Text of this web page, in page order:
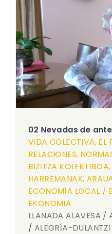
02 Nevadas de
VIDA COLECTIVA, EL
RELACIONES,
BIZITZA KOLEKTIBOA,
HARREMANAK,
ECONOMÍA LOCAL /
EKONOMIA
LLANADA ALAVESA /
/ ALEGRÍA-DULANTZI